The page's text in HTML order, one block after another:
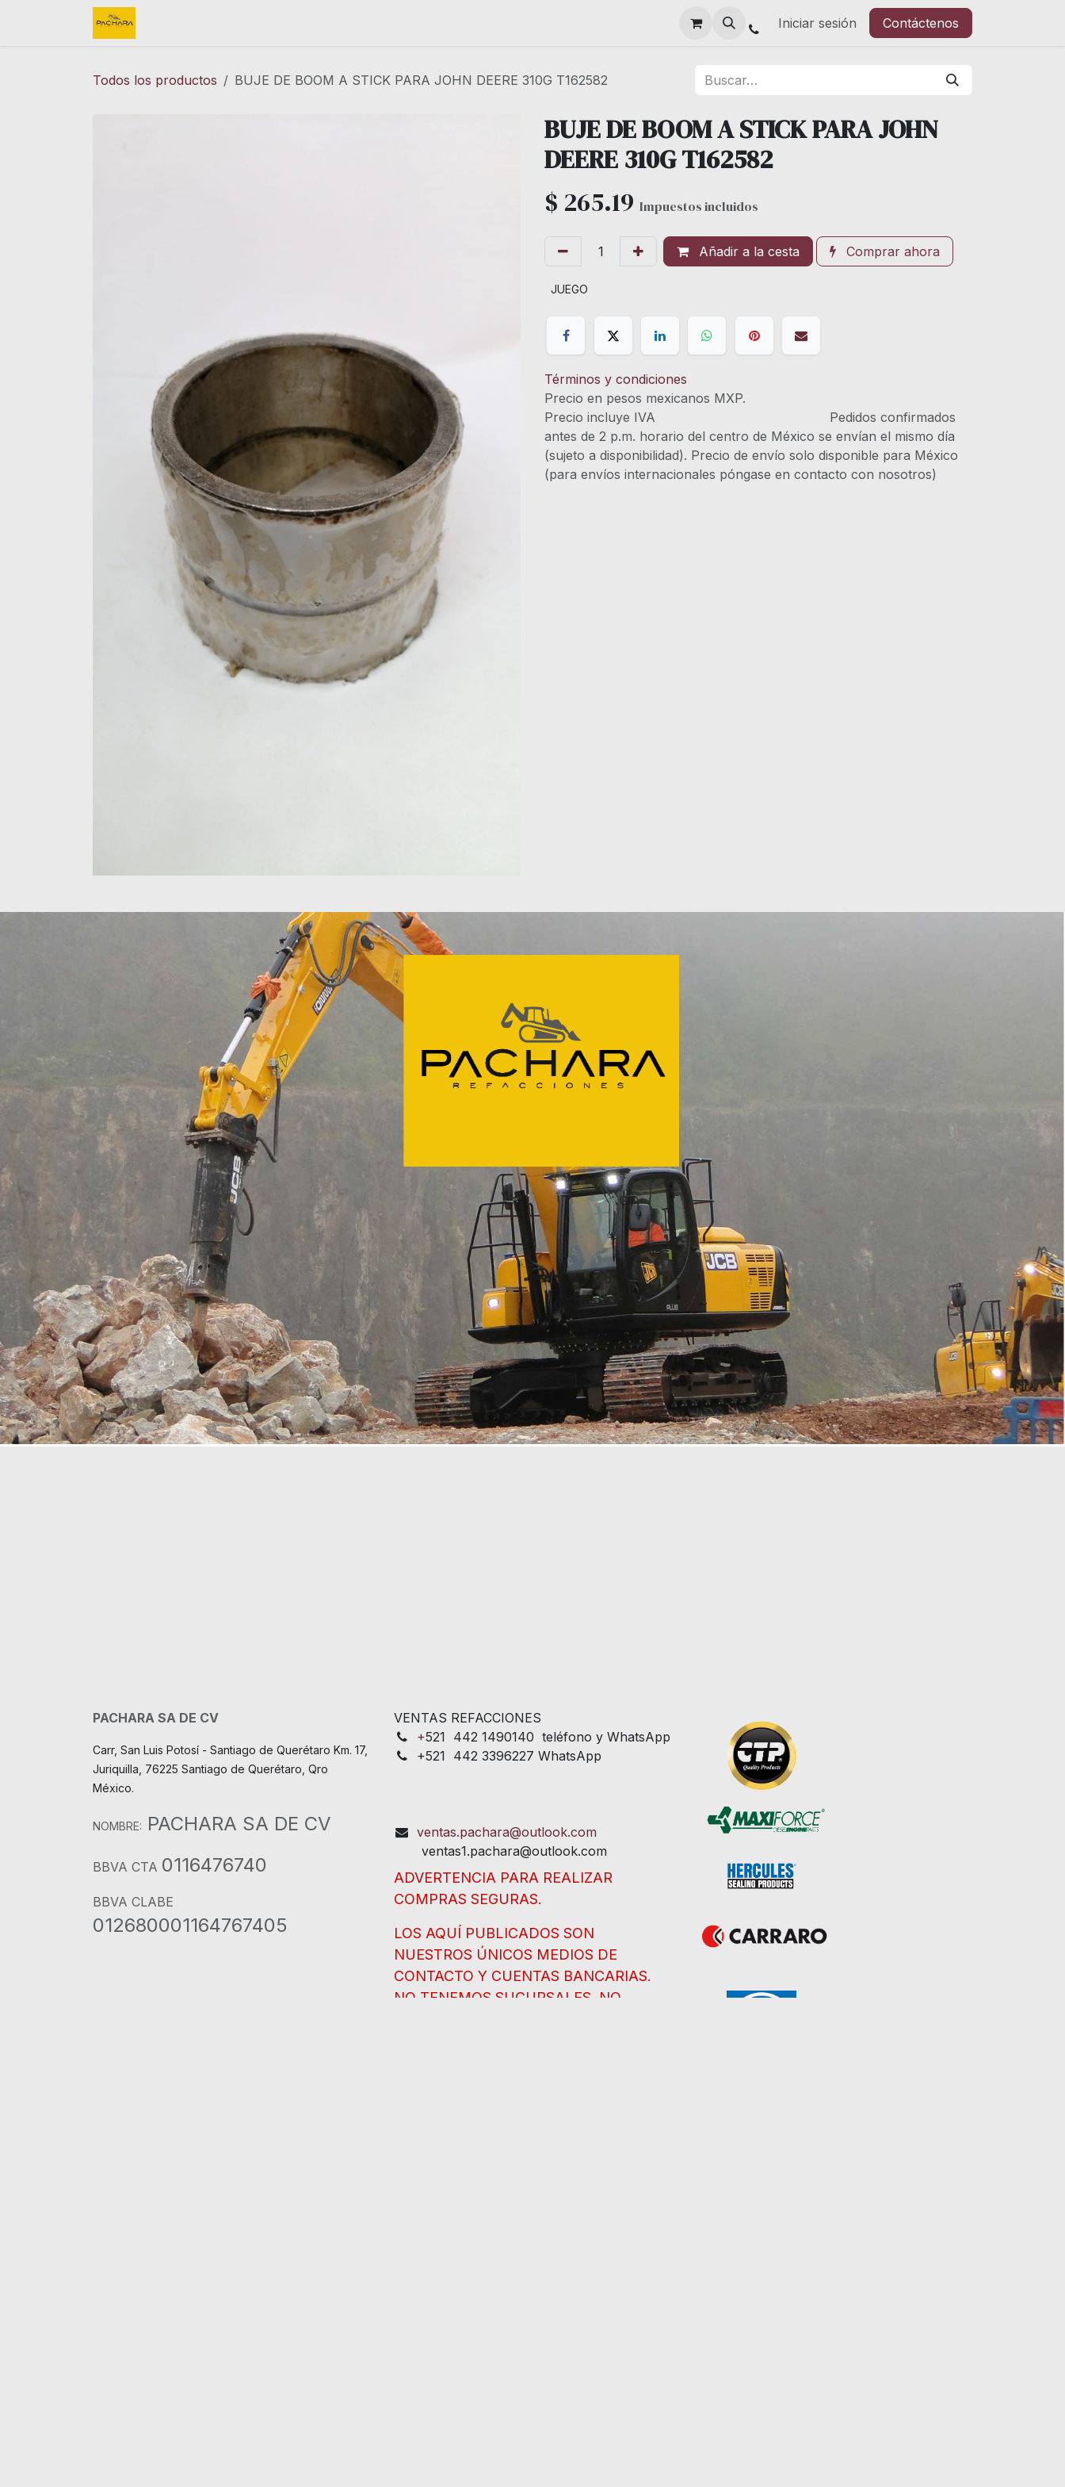
Iniciar sesión Contáctenos
Todos los productos BUJE DE BOOM A STICK PARA JOHN DEERE 310G T162582
BUJE DE BOOM A STICK PARA JOHN
DEERE 310G T162582
$ 265.19 Impuestos incluidos
Añadir a la cesta Comprar ahora
JUEGO
Términos y condiciones
Precio en pesos mexicanos MXP.
Precio incluye IVA Pedidos confirmados
antes de 2 p.m. horario del centro de México se envían el mismo día
(sujeto a disponibilidad). Precio de envío solo disponible para México
(para envíos internacionales póngase en contacto con nosotros)
PACHARA SA DE CV
Carr, San Luis Potosí - Santiago de Querétaro Km. 17,
Juriquilla, 76225 Santiago de Querétaro, Qro
México.
NOMBRE: PACHARA SA DE CV
BBVA CTA 0116476740
BBVA CLABE
012680001164767405
VENTAS REFACCIONES
+521 442 1490140 teléfono y WhatsApp
+521 442 3396227 WhatsApp
ventas.pachara@outlook.com
ventas1.pachara@outlook.com
ADVERTENCIA PARA REALIZAR
COMPRAS SEGURAS.
LOS AQUÍ PUBLICADOS SON
NUESTROS ÚNICOS MEDIOS DE
CONTACTO Y CUENTAS BANCARIAS.
NO TENEMOS SUCURSALES, NO